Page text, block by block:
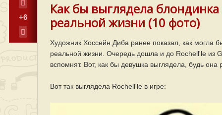
+6
Как бы выглядела блондинка
реальной жизни (10 фото)
Художник Хоссейн Диба ранее показал, как могла
реальной жизни. Очередь дошла и до Rochell'le из
вспомнят. Вот, как бы девушка выглядела, будь
Вот так выглядела Rochell'le в игре: